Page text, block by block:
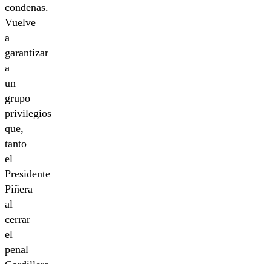
condenas.
Vuelve
a
garantizar
a
un
grupo
privilegios
que,
tanto
el
Presidente
Piñera
al
cerrar
el
penal